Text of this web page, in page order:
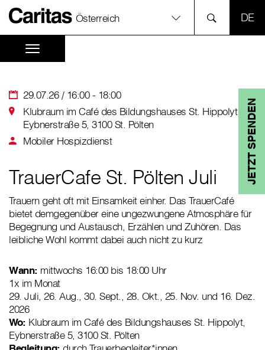
Österreich
JETZT SPENDEN
29.07.26 / 16:00 - 18:00
Klubraum im Café des Bildungshauses St. Hippolyt,
Eybnerstraße 5, 3100 St. Pölten
Mobiler Hospizdienst
TrauerCafe St. Pölten Juli
Trauern geht oft mit Einsamkeit einher. Das TrauerCafé
bietet demgegenüber eine ungezwungene Atmosphäre für
Begegnung und Austausch, Erzählen und Zuhören. Das
leibliche Wohl kommt dabei auch nicht zu kurz
Wann: mittwochs 16:00 bis 18:00 Uhr
1x im Monat
29. Juli, 26. Aug., 30. Sept., 28. Okt., 25. Nov. und 16. Dez.
2026
Wo: Klubraum im Café des Bildungshauses St. Hippolyt,
Eybnerstraße 5, 3100 St. Pölten